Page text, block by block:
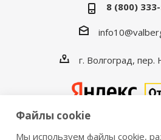
8 (800)
г. Волгоград, пер.
Файлы cookie
Мы используем файлы cookie,